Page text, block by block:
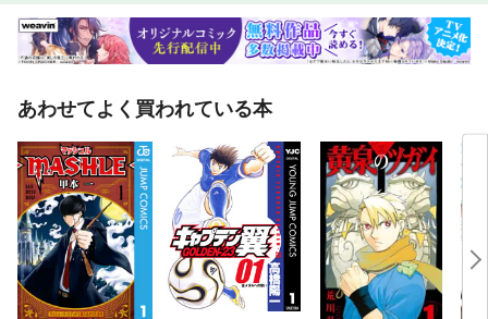
あわせてよく買われている本